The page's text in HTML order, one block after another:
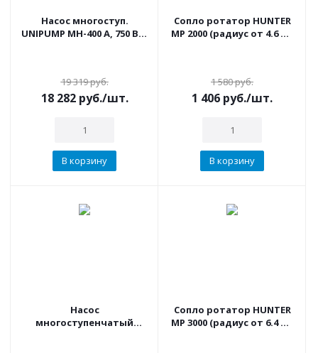
Насос многоступ.
UNIPUMP МН-400 А, 750 Вт,
19 319руб.
18 282руб./шт.
В корзину
Сопло ротатор HUNTER
МР 2000 (радиус от 4.6 до
1 580руб.
1 406 руб./шт.
В корзину
Насос
многоступенчатый
Сопло ротатор HUNTER
МР 3000 (радиус от 6.4 до